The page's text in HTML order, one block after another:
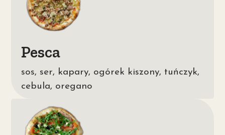
Pesca
sos, ser, kapary, ogórek kiszony, tuńczyk,
cebula, oregano